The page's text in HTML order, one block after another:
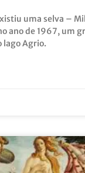
uma selva –
ano de 1967, um
lago Agrio.